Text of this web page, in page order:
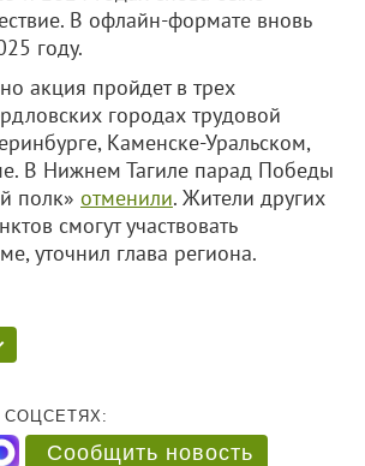
В офлайн-формате вновь
году.
акция пройдет в трех
городах трудовой
Каменске-Уральском,
В Нижнем Тагиле парад Победы
полк» отменили. Жители других
смогут участвовать
уточнил глава региона.
СОЦСЕТЯХ:
Сообщить новость